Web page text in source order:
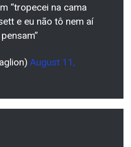
“tropecei na cama
e eu não tô nem aí
August 11,